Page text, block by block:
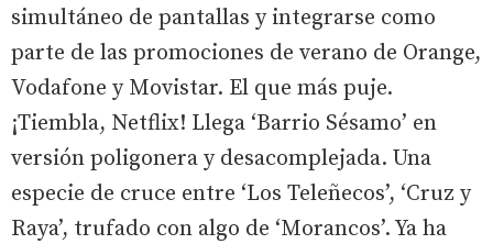
simultáneo de pantallas y integrarse como
parte de las promociones de verano de Orange,
Vodafone y Movistar. El que más puje.
¡Tiembla, Netflix! Llega ‘Barrio Sésamo’ en
versión poligonera y desacomplejada. Una
especie de cruce entre ‘Los Teleñecos’, ‘Cruz y
Raya’, trufado con algo de ‘Morancos’. Ya ha